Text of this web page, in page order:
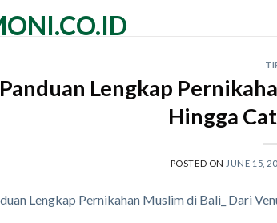
Panduan Lengkap
Hingga
POSTED ON JUNE 15,